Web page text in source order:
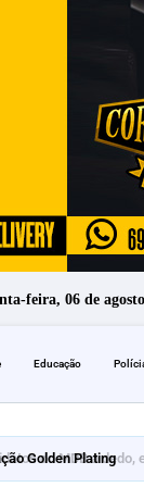
feira, 06 de
Educação
Golden Plating